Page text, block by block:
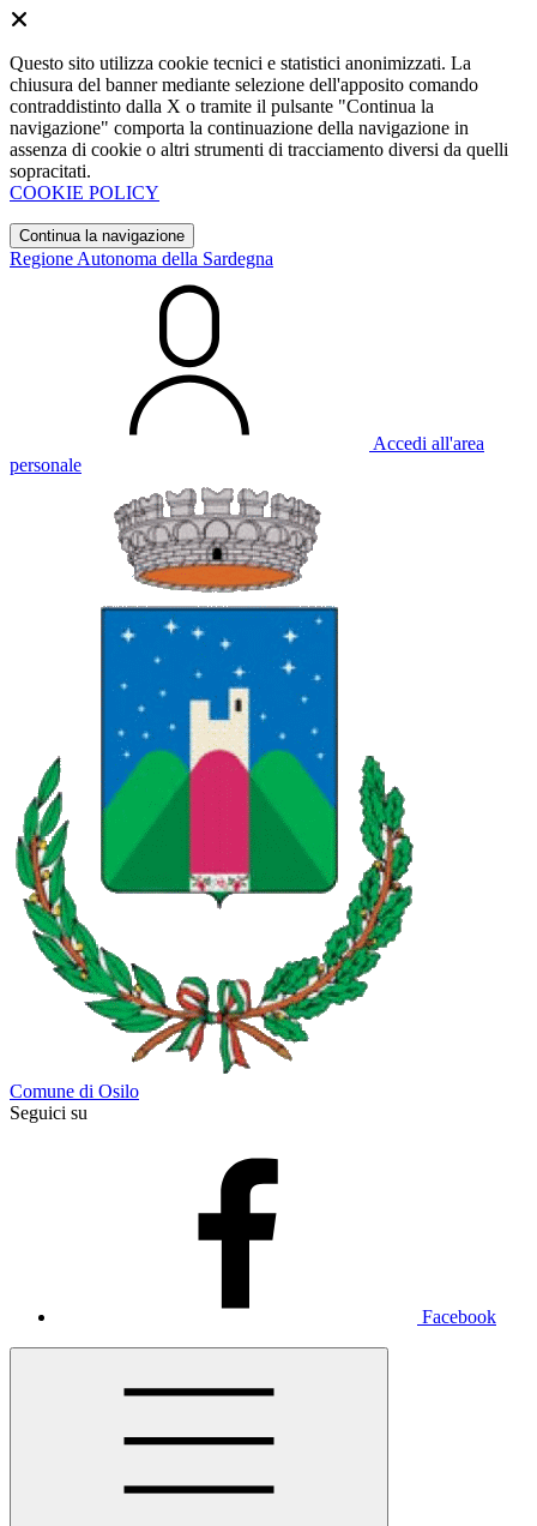
Questo sito utilizza cookie tecnici e statistici anonimizzati. La
chiusura del banner mediante selezione dell'apposito comando
contraddistinto dalla X o tramite il pulsante "Continua la
navigazione" comporta la continuazione della navigazione in
assenza di cookie o altri strumenti di tracciamento diversi da quelli
sopracitati.
COOKIE POLICY
Continua la navigazione
Regione Autonoma della Sardegna
Accedi all'area
personale
Comune di Osilo
Seguici su
Facebook